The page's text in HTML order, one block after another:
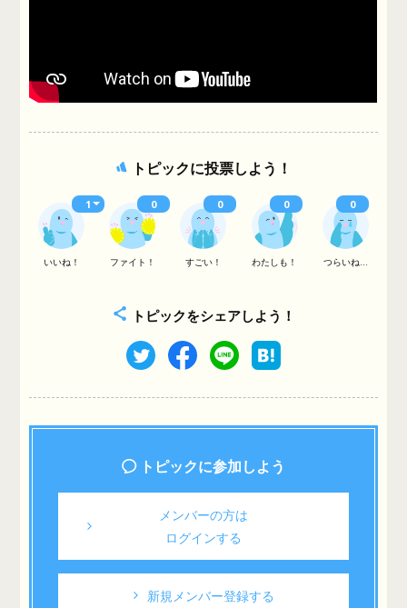
トピックに投票しよう！
いいね！ ファイト！ すごい！ わたしも！ つらいね...
1 0 0 0 0
トピックをシェアしよう！
トピックに参加しよう
メンバーの方は
ログインする
新規メンバー登録する